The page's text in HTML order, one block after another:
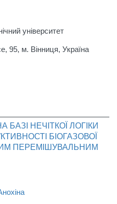
університет
95, м. Вінниця, Україна
НЕЧІТКОЇ ЛОГІКИ
БІОГАЗОВОЇ
ПЕРЕМІШУВАЛЬНИМ